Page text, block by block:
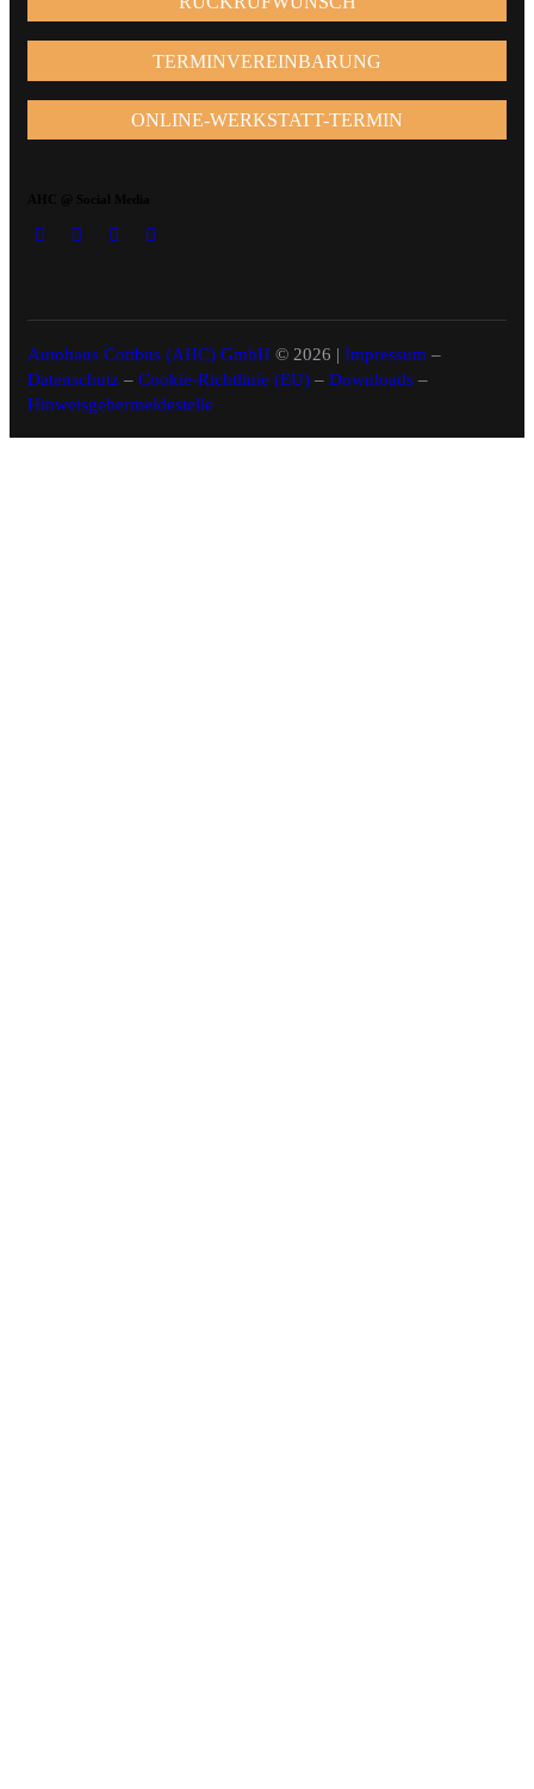
TERMINVEREINBARUNG
ONLINE-WERKSTATT-TERMIN
Autohaus Cottbus (AHC) GmbH © 2026 | Impressum –
Datenschutz – Cookie-Richtlinie (EU) – Downloads –
Hinweisgebermeldestelle